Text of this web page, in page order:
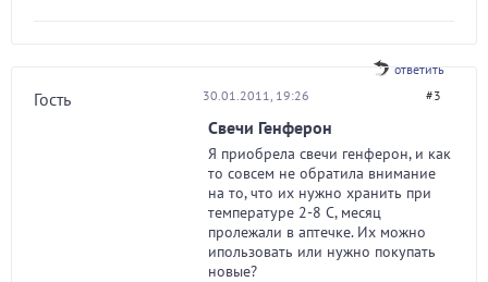
ответить
Гость 30.01.2011, 19:26 #3
Свечи Генферон
Я приобрела свечи генферон, и как
то совсем не обратила внимание
на то, что их нужно хранить при
температуре 2-8 С, месяц
пролежали в аптечке. Их можно
ипользовать или нужно покупать
новые?